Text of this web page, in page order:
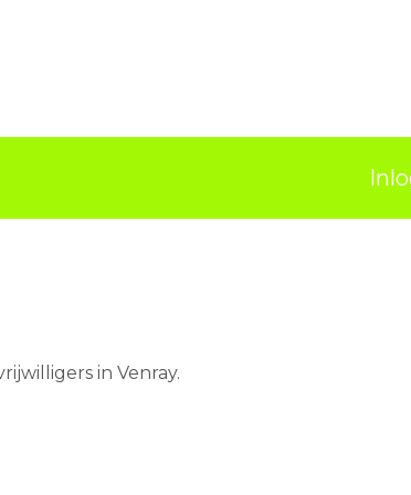
in Venray.